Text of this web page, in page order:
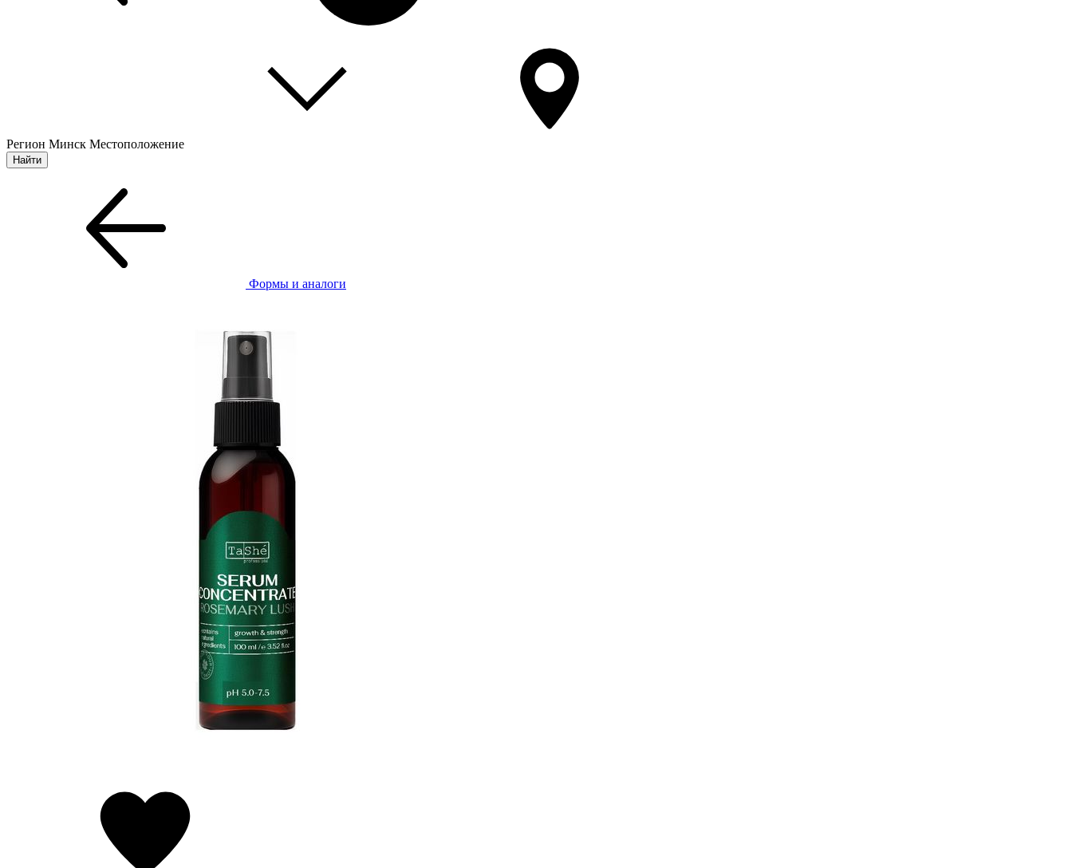
Регион Минск Местоположение
Формы и аналоги